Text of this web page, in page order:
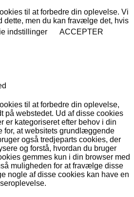
til at forbedre din oplevelse. Vi
dette, men du kan fravælge det, hvis
indstillinger
ACCEPTER
til at forbedre din oplevelse,
på webstedet. Ud af disse cookies
er kategoriseret efter behov i din
for, at websitets grundlæggende
også tredjeparts cookies, der
og forstå, hvordan du bruger
gemmes kun i din browser med
muligheden for at fravælge disse
nogle af disse cookies kan have en